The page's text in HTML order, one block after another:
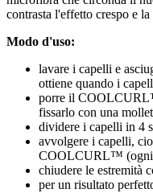
contrasta l'effetto crespo e
Modo d'uso:
lavare i capelli e
ottiene quando i
porre il
fissarlo con una
dividere i capelli in 4
avvolgere i capelli,
COOLCURL™ (ogni
chiudere le estremità
per un risultato